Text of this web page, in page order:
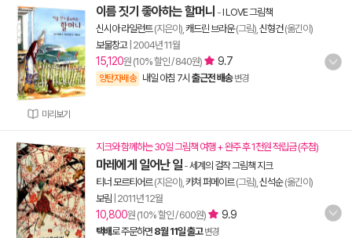
미리보기
이름 짓기 좋아하는 할머니 -I LOVE 그림책
신시아 라일런트(지은이), 캐드린 브라운(그림), 신형건(옮긴이)
보물창고| 2004년 11월
15,120원 (10% 할인 / 840원) 9.7
양탄자배송 내일 아침 7시 출근전 배송 변경
지크와 함께하는 30일 그림책 여행 + 완주 후 1천원 적립금 (추첨)
마레에게 일어난 일 -세계의 걸작 그림책 지크
티너 모르티어르(지은이), 카쳐 퍼메이르(그림), 신석순(옮긴이)
보림 2011년 12월
10,800원 (10% 할인 / 600원) 9.9
택배로 주문하면 8월 11일 출고 변경